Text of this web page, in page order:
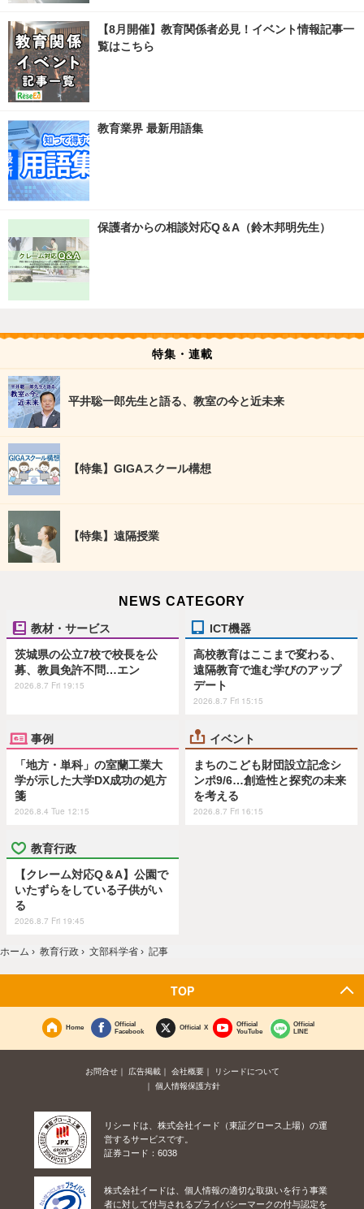
【8月開催】教育関係者必見！イベント情報記事一
覧はこちら
教育業界 最新用語集
保護者からの相談対応Q＆A（鈴木邦明先生）
特集・連載
平井聡一郎先生と語る、教室の今と近未来
【特集】GIGAスクール構想
【特集】遠隔授業
NEWS CATEGORY
教材・サービス
茨城県の公立7校で校長を公
募、教員免許不問…エン
2026.8.7 Fri 19:15
ICT機器
高校教育はここまで変わる、
遠隔教育で進む学びのアップ
デート
2026.8.7 Fri 15:15
事例
「地方・単科」の室蘭工業大
学が示した大学DX成功の処方
箋
2026.8.4 Tue 12:15
イベント
まちのこども財団設立記念シ
ンポ9/6…創造性と探究の未来
を考える
2026.8.7 Fri 16:15
教育行政
【クレーム対応Q＆A】公園で
いたずらをしている子供がい
る
2026.8.7 Fri 19:45
ホーム › 教育行政 › 文部科学省 › 記事
TOP
Home
Official
Facebook
Official X
Official
YouTube
Official
LINE
お問合せ 広告掲載 会社概要
リシードについて
個人情報保護方針
リシードは、株式会社イード（東証グロース上場）の運
営するサービスです。
証券コード：6038
株式会社イードは、個人情報の適切な取扱いを行う事業
者に対して付与されるプライバシーマークの付与認定を